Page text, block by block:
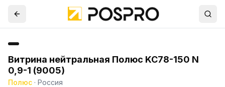
Витрина нейтральная Полюс KC78-150 N
0,9-1 (9005)
Полюс · Россия